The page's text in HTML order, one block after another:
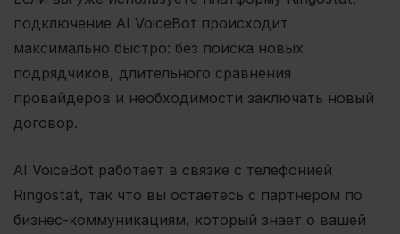
подключение AI VoiceBot происходит
максимально быстро: без поиска новых
подрядчиков, длительного сравнения
провайдеров и необходимости заключать новый
договор.
AI VoiceBot работает в связке с телефонией
Ringostat, так что вы остаётесь с партнёром по
бизнес-коммуникациям, который знает о вашей